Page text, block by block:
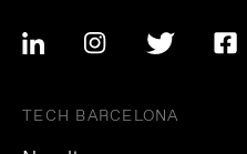
TECH BARCELONA